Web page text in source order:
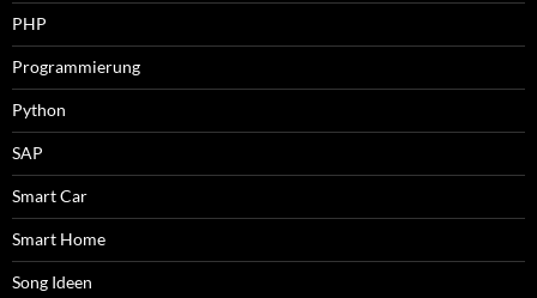
PHP
Programmierung
Python
SAP
Smart Car
Smart Home
Song Ideen